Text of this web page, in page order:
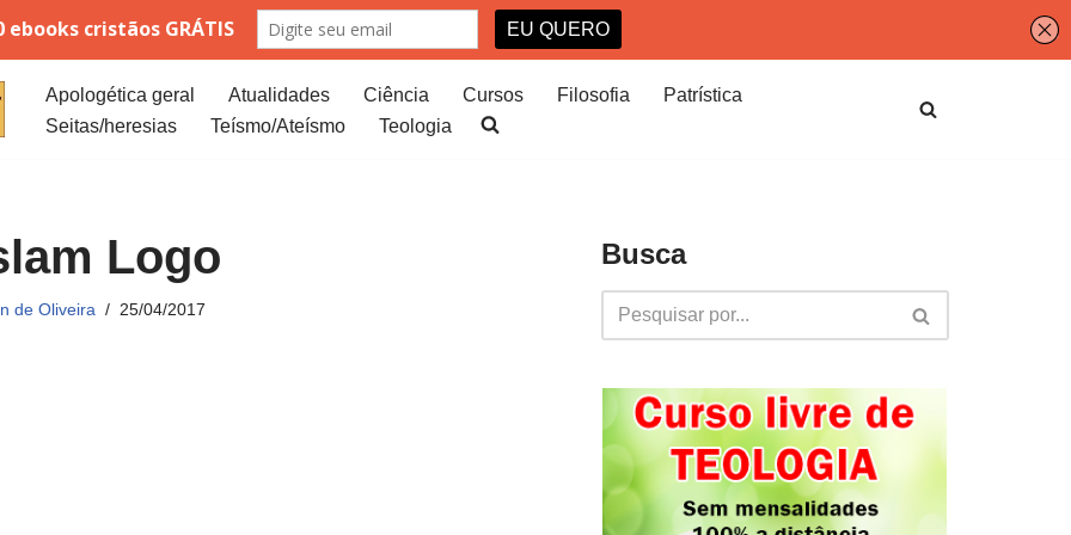
Apologética geral Atualidades Ciência Cursos Filosofia
Patrística
Seitas/heresias
Teísmo/Ateísmo Teologia
Logo
de Oliveira 25/04/2017
Busca